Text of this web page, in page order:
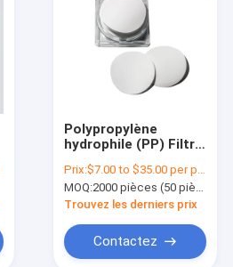
Polypropylène
hydrophile (PP) Filtre
membrane 20 μm
Taille des pores
Prix:$7.00 to $35.00 per pack
MOQ:2000 pièces (50 pièces par emballage)
Trouvez les derniers prix
Contactez